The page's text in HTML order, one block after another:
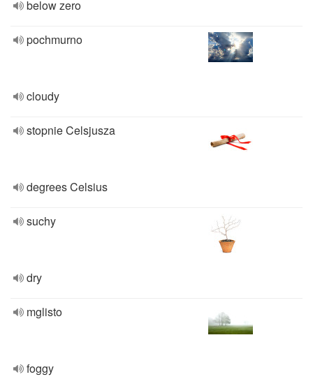
below zero
pochmurno
cloudy
stopnie Celsjusza
degrees Celsius
suchy
dry
mglisto
foggy